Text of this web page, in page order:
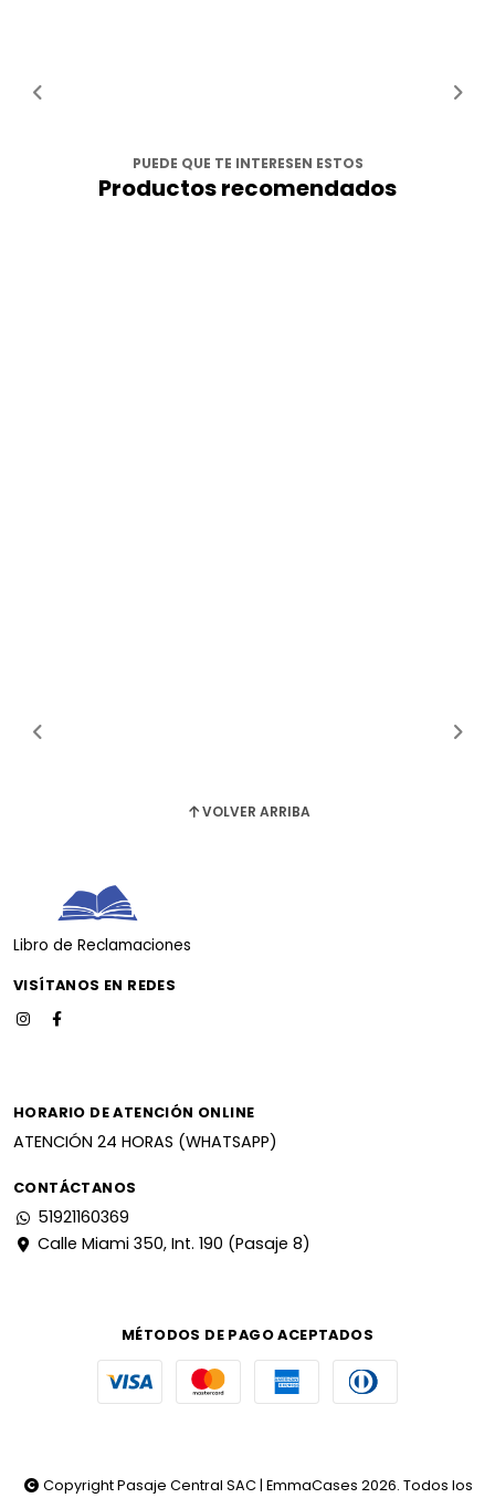
PUEDE QUE TE INTERESEN ESTOS
Productos recomendados
VOLVER ARRIBA
Libro de Reclamaciones
VISÍTANOS EN REDES
HORARIO DE ATENCIÓN ONLINE
ATENCIÓN 24 HORAS (WHATSAPP)
CONTÁCTANOS
51921160369
Calle Miami 350, Int. 190 (Pasaje 8)
MÉTODOS DE PAGO ACEPTADOS
Copyright Pasaje Central SAC | EmmaCases 2026. Todos los